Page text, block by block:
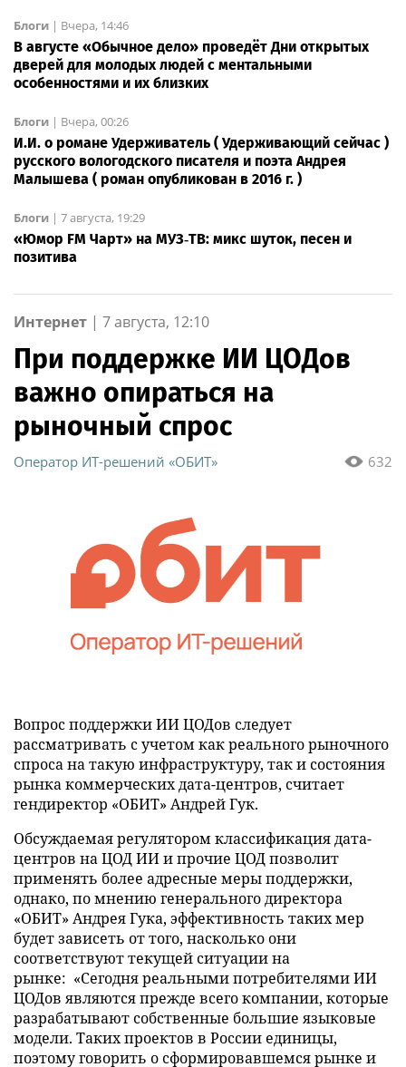
Блоги | Вчера, 14:46
В августе «Обычное дело» проведёт Дни открытых
дверей для молодых людей с ментальными
особенностями и их близких
Блоги | Вчера, 00:26
И.И. о романе Удерживатель ( Удерживающий сейчас )
русского вологодского писателя и поэта Андрея
Малышева ( роман опубликован в 2016 г. )
Блоги | 7 августа, 19:29
«Юмор FM Чарт» на МУЗ‑ТВ: микс шуток, песен и
позитива
Интернет | 7 августа, 12:10
При поддержке ИИ ЦОДов
важно опираться на
рыночный спрос
632
Оператор ИТ-решений «ОБИТ»
Вопрос поддержки ИИ ЦОДов следует
рассматривать с учетом как реального рыночного
спроса на такую инфраструктуру, так и состояния
рынка коммерческих дата-центров, считает
гендиректор «ОБИТ» Андрей Гук.
Обсуждаемая регулятором классификация дата-
центров на ЦОД ИИ и прочие ЦОД позволит
применять более адресные меры поддержки,
однако, по мнению генерального директора
«ОБИТ» Андрея Гука, эффективность таких мер
будет зависеть от того, насколько они
соответствуют текущей ситуации на
рынке: «Сегодня реальными потребителями ИИ
ЦОДов являются прежде всего компании, которые
разрабатывают собственные большие языковые
модели. Таких проектов в России единицы,
поэтому говорить о сформировавшемся рынке и